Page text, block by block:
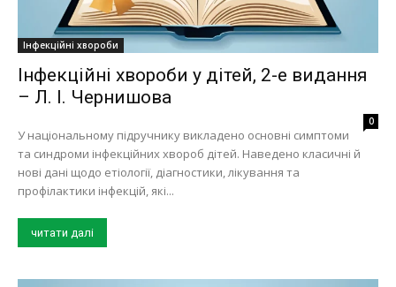
Інфекційні хвороби
Інфекційні хвороби у дітей, 2-е видання
– Л. І. Чернишова
0
У національному підручнику викладено основні симптоми
та синдроми інфекційних хвороб дітей. Наведено класичні й
нові дані щодо етіології, діагностики, лікування та
профілактики інфекцій, які...
читати далі